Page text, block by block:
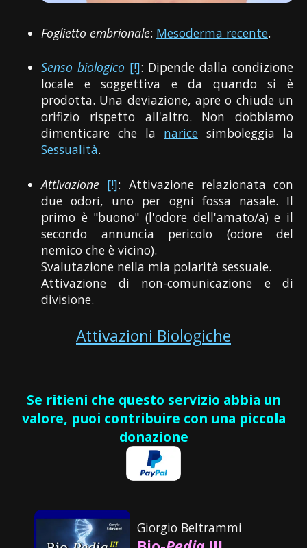
Foglietto embrionale: Mesoderma recente.
Senso biologico [!]: Dipende dalla condizione
locale e soggettiva e da quando si è
prodotta. Una deviazione, apre o chiude un
orifizio rispetto all'altro. Non dobbiamo
dimenticare che la narice simboleggia la
Sessualità.
Attivazione [!]: Attivazione relazionata con
due odori, uno per ogni fossa nasale. Il
primo è "buono" (l'odore dell'amato/a) e il
secondo annuncia pericolo (odore del
nemico che è vicino).
Svalutazione nella mia polarità sessuale.
Attivazione di non-comunicazione e di
divisione.
Attivazioni Biologiche
Se ritieni che questo servizio abbia un
valore, puoi contribuire con una piccola
donazione
Giorgio Beltrammi